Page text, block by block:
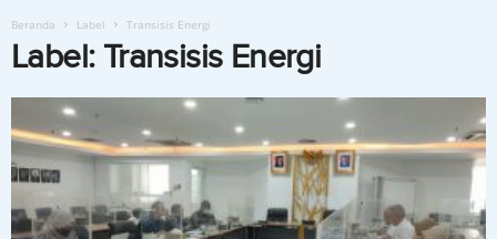
Beranda Label Transisis Energi
Label: Transisis Energi